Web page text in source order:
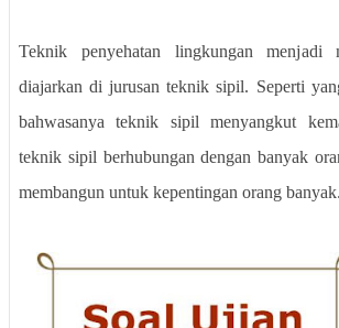
Teknik penyehatan lingkungan menjadi
diajarkan di jurusan teknik sipil. Seperti
bahwasanya teknik sipil menyangkut
teknik sipil berhubungan dengan banyak
membangun untuk kepentingan orang banyak.